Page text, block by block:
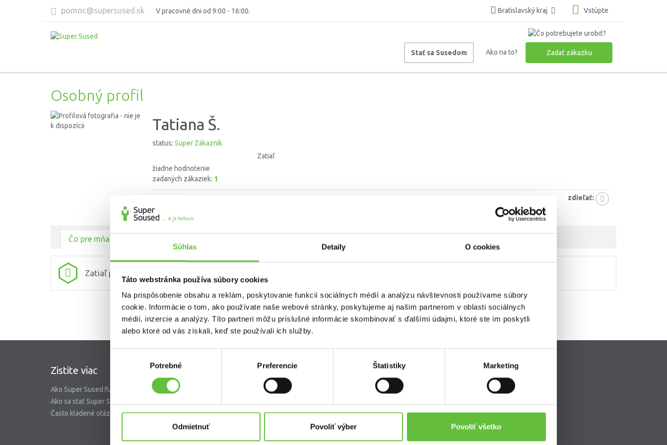
Súhlas Detaily O cookies
Táto webstránka používa súbory cookies
Na prispôsobenie obsahu a reklám, poskytovanie funkcií sociálnych médií a analýzu návštevnosti používame súbory
cookie. Informácie o tom, ako používate naše webové stránky, poskytujeme aj našim partnerom v oblasti sociálnych
médií, inzercie a analýzy. Títo partneri môžu príslušné informácie skombinovať s ďalšími údajmi, ktoré ste im poskytli
alebo ktoré od vás získali, keď ste používali ich služby.
Potrebné Preferencie Štatistiky Marketing
Odmietnuť Povoliť výber Povoliť všetko
pomoc@supersused.sk V pracovné dni od 9:00 - 16:00. Bratislavský kraj Vstúpte
Stať sa Susedom Ako na to? Zadať zákazku
Osobný profil
Tatiana Š.
status: Super Zákazník
Zatiaľ
žiadne hodnotenie
zadaných zákaziek: 1
zdieľať:
Čo pre mňa urobili ostatní
Zatiaľ pre mňa nikto nič neurobil.
Zistite viac
Ako Super Sused funguje?
Ako sa stať Super Susedom?
Často kladené otázky
Riešenie problémov a reklamácií
Blog
Supersused.sk s.r.o.
Vajnorská 100/B, 831 04 Bratislava
pomoc@supersused.sk
Pripojte sa k nám